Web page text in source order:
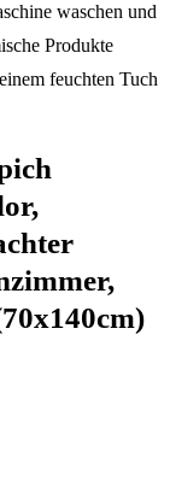
waschen und
Produkte
feuchten Tuch